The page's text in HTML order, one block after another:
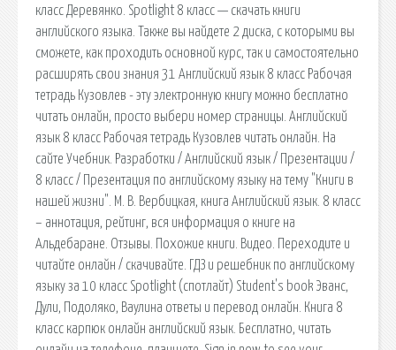
класс Деревянко. Spotlight 8 класс — скачать книги
английского языка. Также вы найдете 2 диска, с которыми вы
сможете, как проходить основной курс, так и самостоятельно
расширять свои знания 31 Английский язык 8 класс Рабочая
тетрадь Кузовлев - эту электронную книгу можно бесплатно
читать онлайн, просто выбери номер страницы. Английский
язык 8 класс Рабочая тетрадь Кузовлев читать онлайн. На
сайте Учебник. Разработки / Английский язык / Презентации /
8 класс / Презентация по английскому языку на тему "Книги в
нашей жизни". М. В. Вербицкая, книга Английский язык. 8 класс
– аннотация, рейтинг, вся информация о книге на
Альдебаране. Отзывы. Похожие книги. Видео. Переходите и
читайте онлайн / скачивайте. ГДЗ и решебник по английскому
языку за 10 класс Spotlight (спотлайт) Student's book Эванс,
Дули, Подоляко, Ваулина ответы и перевод онлайн. Книга 8
класс карпюк онлайн английский язык. Бесплатно, читать